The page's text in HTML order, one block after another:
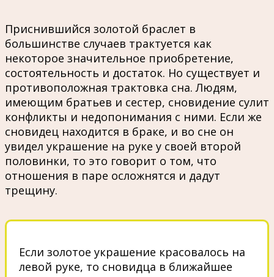
Приснившийся золотой браслет в
большинстве случаев трактуется как
некоторое значительное приобретение,
состоятельность и достаток. Но существует и
противоположная трактовка сна. Людям,
имеющим братьев и сестер, сновидение сулит
конфликты и недопонимания с ними. Если же
сновидец находится в браке, и во сне он
увидел украшение на руке у своей второй
половинки, то это говорит о том, что
отношения в паре осложнятся и дадут
трещину.
Если золотое украшение красовалось на
левой руке, то сновидца в ближайшее